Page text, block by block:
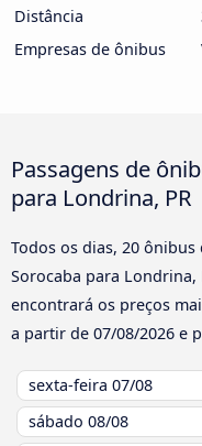
Distância
Empresas de ônibus
Passagens de
para Londrina, PR
Todos os dias, 20
Sorocaba para Londrina,
encontrará os preços
a partir de 07/08/2026 e
sexta-feira 07/08
sábado 08/08